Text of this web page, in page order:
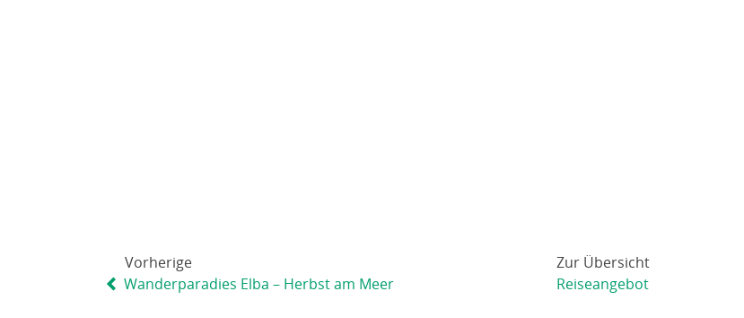
Vorherige
Wanderparadies Elba – Herbst am Meer
Zur Übersicht
Reiseangebot